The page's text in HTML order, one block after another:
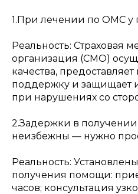
1.При лечении по ОМС у
Реальность: Страховая
организация (СМО)
качества,
поддержку и защищает
при нарушениях со
2.Задержки в
неизбежны — нужно
Реальность:
получения помощи:
часов; консультация